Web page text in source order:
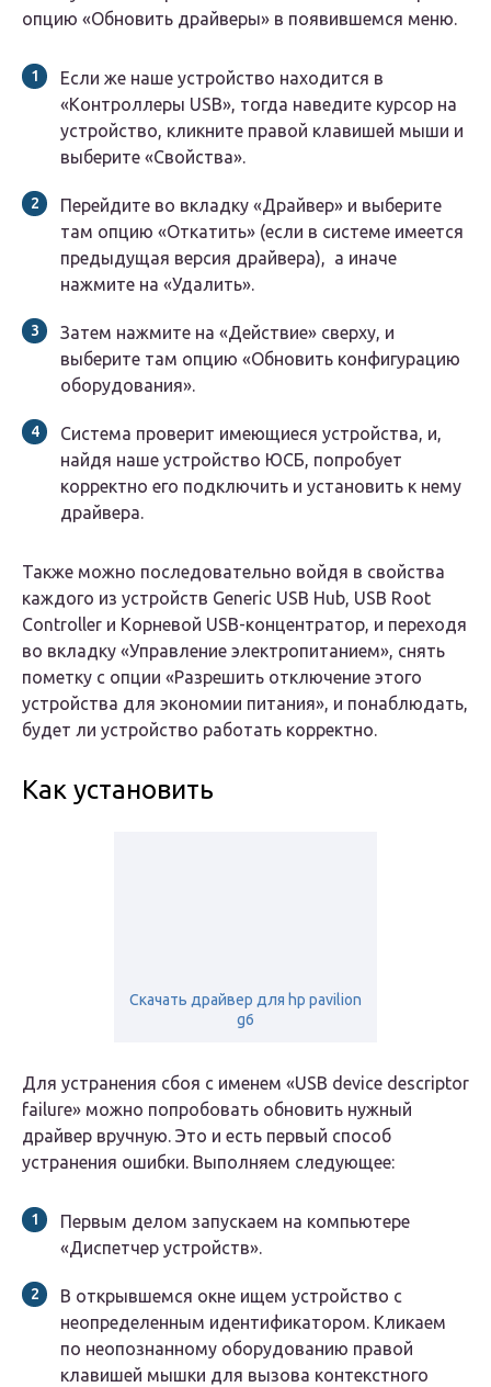
опцию «Обновить драйверы» в появившемся меню.
Если же наше устройство находится в
«Контроллеры USB», тогда наведите курсор на
устройство, кликните правой клавишей мыши и
выберите «Свойства».
Перейдите во вкладку «Драйвер» и выберите
там опцию «Откатить» (если в системе имеется
предыдущая версия драйвера), а иначе
нажмите на «Удалить».
Затем нажмите на «Действие» сверху, и
выберите там опцию «Обновить конфигурацию
оборудования».
Система проверит имеющиеся устройства, и,
найдя наше устройство ЮСБ, попробует
корректно его подключить и установить к нему
драйвера.
Также можно последовательно войдя в свойства
каждого из устройств Generic USB Hub, USB Root
Controller и Корневой USB-концентратор, и переходя
во вкладку «Управление электропитанием», снять
пометку с опции «Разрешить отключение этого
устройства для экономии питания», и понаблюдать,
будет ли устройство работать корректно.
Как установить
Скачать драйвер для hp pavilion
g6
Для устранения сбоя с именем «USB device descriptor
failure» можно попробовать обновить нужный
драйвер вручную. Это и есть первый способ
устранения ошибки. Выполняем следующее:
Первым делом запускаем на компьютере
«Диспетчер устройств».
В открывшемся окне ищем устройство с
неопределенным идентификатором. Кликаем
по неопознанному оборудованию правой
клавишей мышки для вызова контекстного